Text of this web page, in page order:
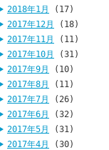
2018年1月
(17)
2017年12月
(18)
2017年11月
(11)
2017年10月
(31)
2017年9月
(10)
2017年8月
(11)
2017年7月
(26)
2017年6月
(32)
2017年5月
(31)
2017年4月
(30)